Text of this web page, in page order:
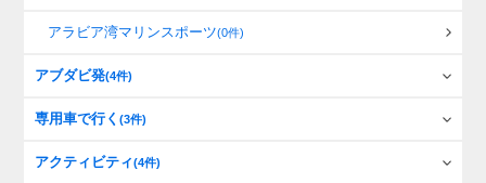
アラビア湾マリンスポーツ(0件)
アブダビ発(4件)
専用車で行く(3件)
アクティビティ(4件)